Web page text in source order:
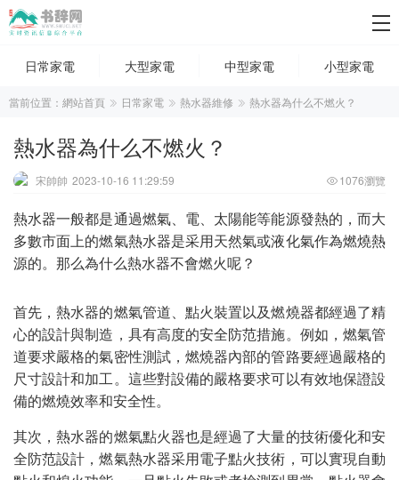
日常家電 大型家電 中型家電 小型家電
當前位置： 網站首頁 日常家電 熱水器維修 熱水器為什么不燃火？
熱水器為什么不燃火？
宋帥帥 2023-10-16 11:29:59 1076瀏覽
熱水器一般都是通過燃氣、電、太陽能等能源發熱的，而大
多數市面上的燃氣熱水器是采用天然氣或液化氣作為燃燒熱
源的。那么為什么熱水器不會燃火呢？
首先，熱水器的燃氣管道、點火裝置以及燃燒器都經過了精
心的設計與制造，具有高度的安全防范措施。例如，燃氣管
道要求嚴格的氣密性測試，燃燒器內部的管路要經過嚴格的
尺寸設計和加工。這些對設備的嚴格要求可以有效地保證設
備的燃燒效率和安全性。
其次，熱水器的燃氣點火器也是經過了大量的技術優化和安
全防范設計，燃氣熱水器采用電子點火技術，可以實現自動